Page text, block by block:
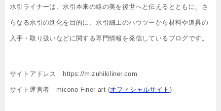
水引ライナーは、水引本来の線の美を後世へと伝えるとともに、さ
らなる水引の進化を目的に、水引細工のハウツーから材料や道具の
入手・取り扱いなどに関する専門情報を発信しているブログです。
サイトアドレス https://mizuhikiliner.com
サイト運営者 micono Finer art (オフィシャルサイト )